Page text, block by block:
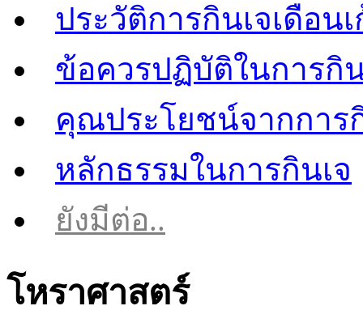
ประวัติการกินเจเดือน
ข้อควรปฏิบัติในการกิ
คุณประโยชน์จากการ
หลักธรรมในการกินเจ
ยังมีต่อ..
โหราศาสตร์